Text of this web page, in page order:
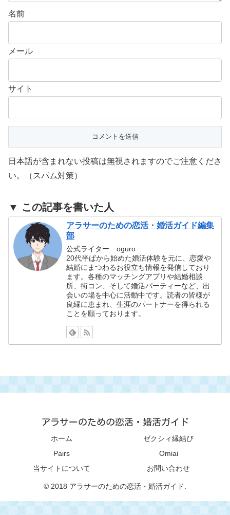
名前
メール
サイト
日本語が含まれない投稿は無視されますのでご注意くださ
い。（スパム対策）
▼ この記事を書いた人
アラサーのための恋活・婚活ガイド編集
部
公式ライター oguro
20代半ばから始めた婚活体験を元に、恋愛や
結婚にまつわるお役立ち情報を発信しており
ます。各種のマッチングアプリや結婚相談
所、街コン、そして婚活パーティーなど、出
会いの場を中心に活動中です。読者の皆様が
良縁に恵まれ、生涯のパートナーを得られる
ことを願っております。
アラサーのための恋活・婚活ガイド
ホーム
ゼクシィ縁結び
Pairs
Omiai
当サイトについて
お問い合わせ
© 2018 アラサーのための恋活・婚活ガイド.